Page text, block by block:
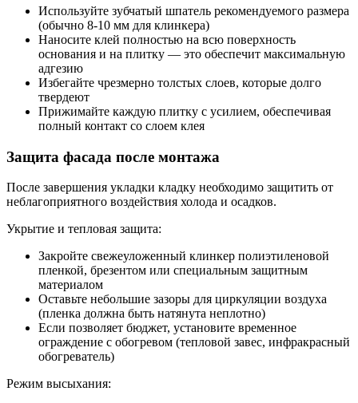
Используйте зубчатый шпатель рекомендуемого размера
(обычно 8-10 мм для клинкера)
Наносите клей полностью на всю поверхность
основания и на плитку — это обеспечит максимальную
адгезию
Избегайте чрезмерно толстых слоев, которые долго
твердеют
Прижимайте каждую плитку с усилием, обеспечивая
полный контакт со слоем клея
Защита фасада после монтажа
После завершения укладки кладку необходимо защитить от
неблагоприятного воздействия холода и осадков.
Укрытие и тепловая защита:
Закройте свежеуложенный клинкер полиэтиленовой
пленкой, брезентом или специальным защитным
материалом
Оставьте небольшие зазоры для циркуляции воздуха
(пленка должна быть натянута неплотно)
Если позволяет бюджет, установите временное
ограждение с обогревом (тепловой завес, инфракрасный
обогреватель)
Режим высыхания: